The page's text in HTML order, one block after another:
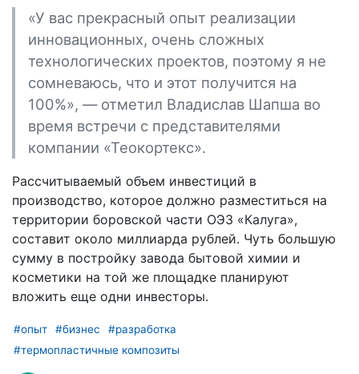
«У вас прекрасный опыт реализации
инновационных, очень сложных
технологических проектов, поэтому я не
сомневаюсь, что и этот получится на
100%», — отметил Владислав Шапша во
время встречи с представителями
компании «Теокортекс».
Рассчитываемый объем инвестиций в
производство, которое должно разместиться на
территории боровской части ОЭЗ «Калуга»,
составит около миллиарда рублей. Чуть большую
сумму в постройку завода бытовой химии и
косметики на той же площадке планируют
вложить еще одни инвесторы.
#опыт #бизнес
#разработка
#термопластичные композиты